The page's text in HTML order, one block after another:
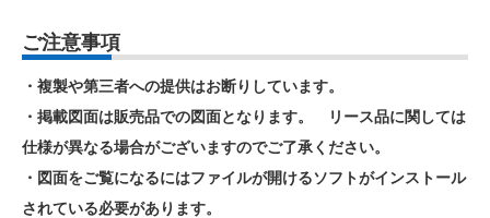
ご注意事項
・複製や第三者への提供はお断りしています。
・掲載図面は販売品での図面となります。 リース品に関しては
仕様が異なる場合がございますのでご了承ください。
・図面をご覧になるにはファイルが開けるソフトがインストール
されている必要があります。